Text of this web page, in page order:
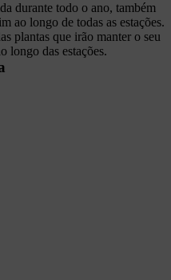
durante todo o ano, também
ao longo de todas as estações.
plantas que irão manter o seu
longo das estações.